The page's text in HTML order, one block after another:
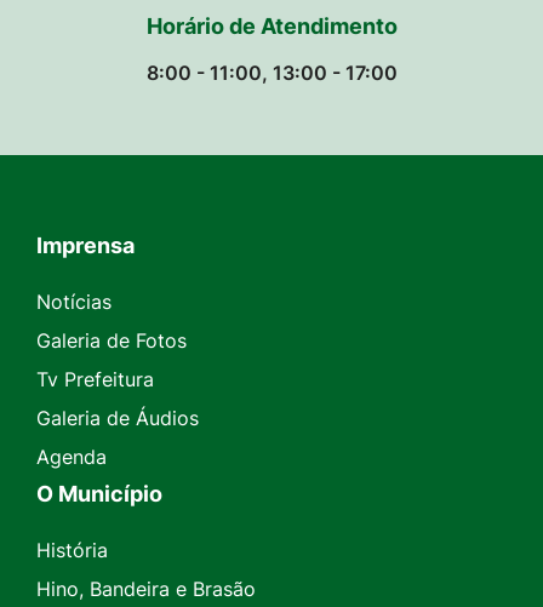
Horário de Atendimento
8:00 - 11:00, 13:00 - 17:00
Seção do Rodapé e Contato
Imprensa
Notícias
Galeria de Fotos
Tv Prefeitura
Galeria de Áudios
Agenda
O Município
História
Hino, Bandeira e Brasão